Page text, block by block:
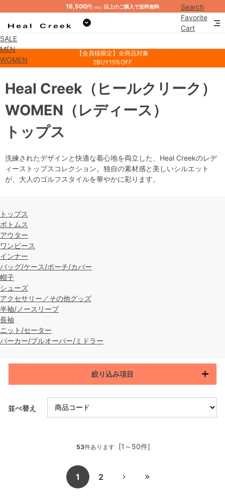
16,500円 （税込） 以上のご購入で送料無料
Search
Favorite
Cart
SALE
MEN
WOMEN
【会員様限定】全商品対象
2BUY15%OFF
トップス
Heal Creek （ヒールクリーク）
WOMEN （レディース）
洗練されたデザインと快適な着心地を両立した、Heal Creekのレデ
ィーストップスコレクション。独自の素材感と美しいシルエット
が、大人のゴルフスタイルを華やかに彩ります。
トップス
ボトムス
アウター
ワンピース
インナー
バッグ/ケース/ポーチ/カバー
帽子
シューズ
アクセサリー／その他グッズ
半袖/ノースリーブ
長袖
ニット/セーター
パーカー/プルオーバー/ミドラー
絞り込み項目
並べ替え
[1～50件]
53件あります
1 2